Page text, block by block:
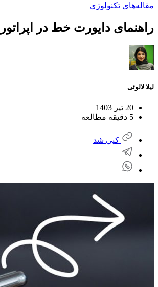
مقاله‌های تکنولوژی
راهنمای دایورت خط در
لیلا لالوئی
20 تیر 1403
5 دقیقه مطالعه
کپی شد